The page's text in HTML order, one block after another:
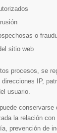
o
sitio web
procesos, se
IP,
usuario.
la relación
prevención de